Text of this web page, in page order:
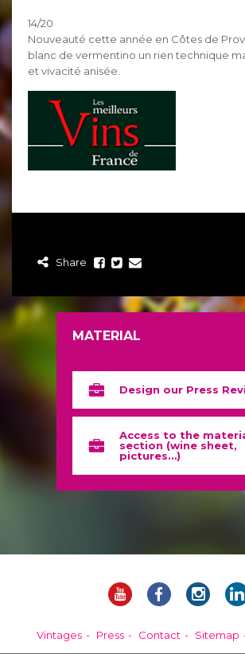
14/20
Nouveauté cette année en Côtes de
blanc de vermentino un rien technique
et vivacité anisée.
Share
MATERIAL
Design our Press
Access to the
section (wine sheet,
pictures…)
Vintages Press Contact Sitemap